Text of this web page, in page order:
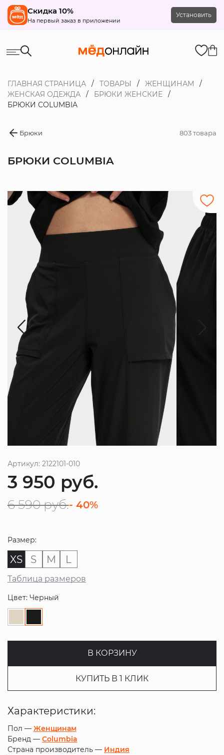
Скидка 10%
На первый заказ в приложении
Установить
ГЛАВНАЯ СТРАНИЦА ТОВАРЫ
ЖЕНЩИНАМ
ЖЕНСКАЯ ОДЕЖДА
БРЮКИ ЖЕНСКИЕ
БРЮКИ COLUMBIA
Брюки 803 товара
БРЮКИ COLUMBIA
Артикул: 2122101-010
3 950 руб.
6 590 руб.- 40%
Размер:
XS S M L
Таблица размеров
Цвет: Черный
В КОРЗИНУ
КУПИТЬ В 1 КЛИК
Характеристики:
Пол — Женщинам
Бренд — Columbia
Страна производитель — Индия